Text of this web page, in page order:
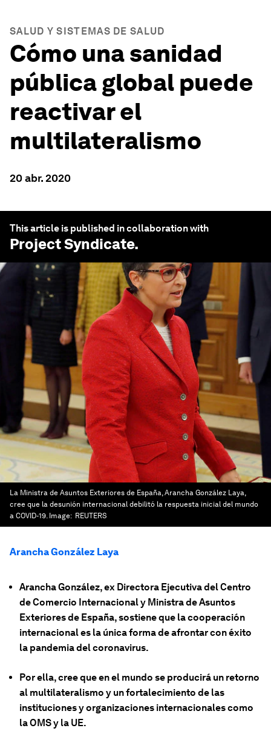
SALUD Y SISTEMAS DE SALUD
Cómo una sanidad
pública global puede
reactivar el
multilateralismo
20 abr. 2020
This article is published in collaboration with
Project Syndicate.
La Ministra de Asuntos Exteriores de España, Arancha González Laya,
cree que la desunión internacional debilitó la respuesta inicial del mundo
a COVID-19. Image: REUTERS
Arancha González Laya
Arancha González, ex Directora Ejecutiva del Centro
de Comercio Internacional y Ministra de Asuntos
Exteriores de España, sostiene que la cooperación
internacional es la única forma de afrontar con éxito
la pandemia del coronavirus.
Por ella, cree que en el mundo se producirá un retorno
al multilateralismo y un fortalecimiento de las
instituciones y organizaciones internacionales como
la OMS y la UE.